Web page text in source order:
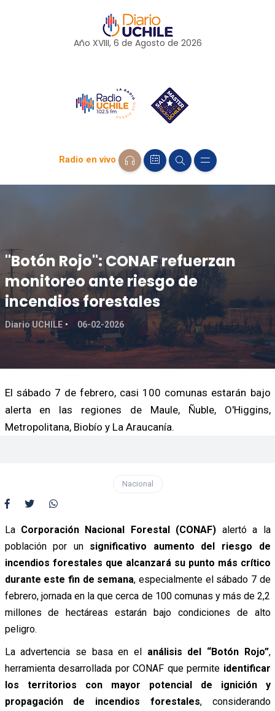
Año XVIII, 6 de Agosto de 2026
Radio en vivo
"Botón Rojo": CONAF refuerzan
monitoreo ante riesgo de
incendios forestales
Diario UCHILE 06-02-2026
El sábado 7 de febrero, casi 100 comunas estarán bajo
alerta en las regiones de Maule, Ñuble, O'Higgins,
Metropolitana, Biobío y La Araucanía.
Nacional
La Corporación Nacional Forestal (CONAF) alertó a la
población por un significativo aumento del riesgo de
incendios forestales que alcanzará su punto más crítico
durante este fin de semana, especialmente el sábado 7 de
febrero, jornada en la que cerca de 100 comunas y más de 2,2
millones de hectáreas estarán bajo condiciones de alto
peligro.
La advertencia se basa en el análisis del “Botón Rojo”,
herramienta desarrollada por CONAF que permite identificar
los territorios con mayor potencial de ignición y
propagación de incendios forestales, considerando